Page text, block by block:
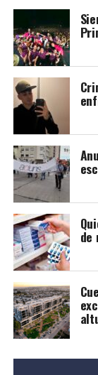
de